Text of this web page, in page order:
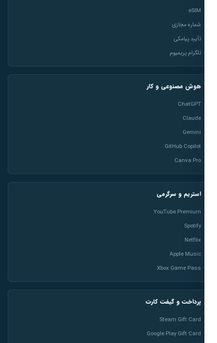
شماره مجازی
تأیید پیامکی
تلگرام پریمیوم
هوش مصنوعی و کار
ChatGPT
Claude
Gemini
GitHub Copilot
Canva Pro
استریم و سرگرمی
YouTube Premium
Spotify
Netflix
Apple Music
Xbox Game Pass
پرداخت و گیفت کارت
Steam Gift Card
Google Play Gift Card